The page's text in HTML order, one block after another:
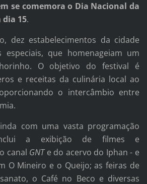
se comemora o Dia Nacional da
15.
dez estabelecimentos da cidade
especiais, que homenageiam um
O objetivo do festival é
e receitas da culinária local ao
o intercâmbio entre
com uma vasta programação
a exibição de filmes e
canal GNTe do acervo do Iphan - e
O Mineiro e o Queijo; as feiras de
o Café no Beco e diversas